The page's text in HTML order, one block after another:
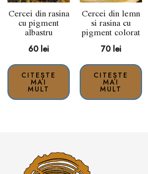
Cercei din rasina
cu pigment
albastru
60 lei
CITEȘTE
MAI
MULT
Cercei din lemn
si rasina cu
pigment colorat
70 lei
CITEȘTE
MAI
MULT